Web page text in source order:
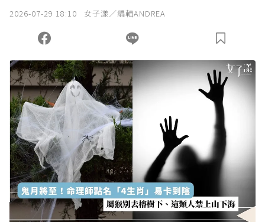
您當前剩餘 U 利點數：0點；前往 購買點數
2026-07-29 18:10 女子漾／編輯ANDREA